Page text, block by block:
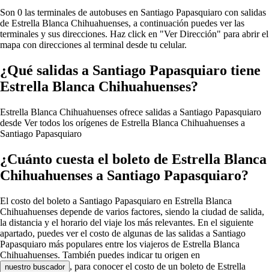
Son 0 las terminales de autobuses en Santiago Papasquiaro con salidas
de Estrella Blanca Chihuahuenses, a continuación puedes ver las
terminales y sus direcciones. Haz click en "Ver Dirección" para abrir el
mapa con direcciones al terminal desde tu celular.
¿Qué salidas a Santiago Papasquiaro tiene
Estrella Blanca Chihuahuenses?
Estrella Blanca Chihuahuenses ofrece salidas a Santiago Papasquiaro
desde Ver todos los orígenes de Estrella Blanca Chihuahuenses a
Santiago Papasquiaro
¿Cuánto cuesta el boleto de Estrella Blanca
Chihuahuenses a Santiago Papasquiaro?
El costo del boleto a Santiago Papasquiaro en Estrella Blanca
Chihuahuenses depende de varios factores, siendo la ciudad de salida,
la distancia y el horario del viaje los más relevantes. En el siguiente
apartado, puedes ver el costo de algunas de las salidas a Santiago
Papasquiaro más populares entre los viajeros de Estrella Blanca
Chihuahuenses. También puedes indicar tu origen en
nuestro buscador , para conocer el costo de un boleto de Estrella